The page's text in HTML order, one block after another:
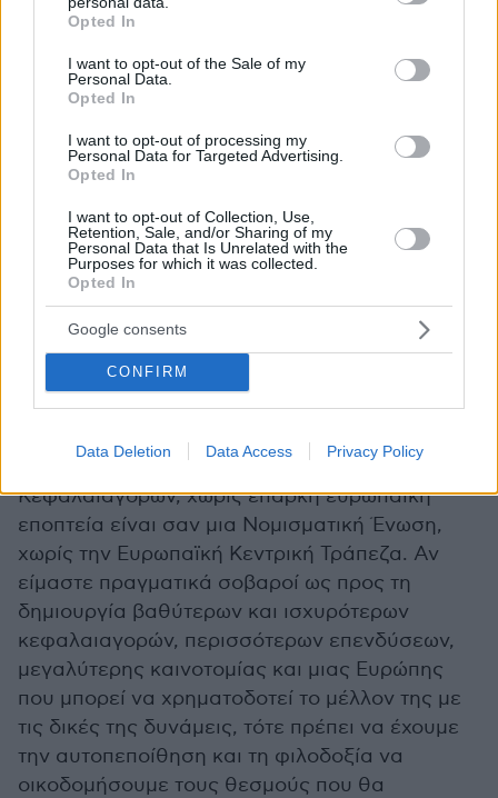
grant or deny consent to Google and its third-party tags to
use your data for below specified purposes in below Google
consent section.
Opted In
I want to opt-out of the Sale of my
Personal Data.
Opted In
I want to opt-out of processing my
Personal Data for Targeted Advertising.
Opted In
I want to opt-out of Collection, Use,
Retention, Sale, and/or Sharing of my
Personal Data that Is Unrelated with the
Purposes for which it was collected.
Opted In
Google consents
CONFIRM
Data Deletion Data Access Privacy Policy
Επιτρέψτε μου να ολοκληρώσω με μια
τελευταία σκέψη. Η Ευρώπη δεν δημιούργησε
την Airbus συντονίζοντας 27 εθνικούς
Δημιούργησε την Airbus οικοδομώντας από το
μηδέν ένα πραγματικά ευρωπαϊκό εγχείρημα,
ικανό να ανταγωνιστεί σε παγκόσμια κλίμακα.
Ούτε δημιούργησε μια Νομισματική Ένωση
αφήνοντας τη νομισματική πολιτική εξ'
ολοκλήρου σε εθνικό επίπεδο. Δημιουργήσαμε
την Ευρωπαϊκή Κεντρική Τράπεζα, επειδή οι
θεσμοί πρέπει να αντιστοιχούν τόσο στο
μέγεθος της αγοράς που υπηρετούν, όσο και
στο ύψος των φιλοδοξιών μας.
Η ίδια αρχή ισχύει και σήμερα. Μια Ένωση
Κεφαλαιαγορών, χωρίς επαρκή ευρωπαϊκή
εποπτεία είναι σαν μια Νομισματική Ένωση,
χωρίς την Ευρωπαϊκή Κεντρική Τράπεζα. Αν
είμαστε πραγματικά σοβαροί ως προς τη
δημιουργία βαθύτερων και ισχυρότερων
κεφαλαιαγορών, περισσότερων επενδύσεων,
μεγαλύτερης καινοτομίας και μιας Ευρώπης
που μπορεί να χρηματοδοτεί το μέλλον της με
τις δικές της δυνάμεις, τότε πρέπει να έχουμε
την αυτοπεποίθηση και τη φιλοδοξία να
οικοδομήσουμε τους θεσμούς που θα